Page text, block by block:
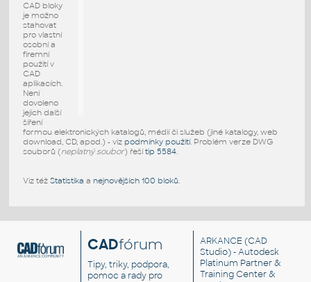
CAD bloky
je možno
stahovat
pro vlastní
osobní a
firemní
použití v
CAD
aplikacích.
Není
dovoleno
jejich další
šíření
formou elektronických katalogů, médií či služeb (jiné katalogy, web
download, CD, apod.) - viz podmínky použití. Problém verze DWG
souborů (neplatný soubor) řešítip 5584.
Viz též Statistika a nejnovějších 100 bloků.
CADfórum
Tipy, triky, podpora,
pomoc a rady pro
ARKANCE (CAD
Studio) - Autodesk
Platinum Partner &
Training Center &